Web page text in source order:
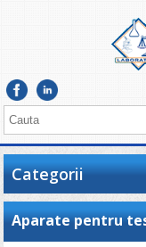
Categorii
Aparate pentru